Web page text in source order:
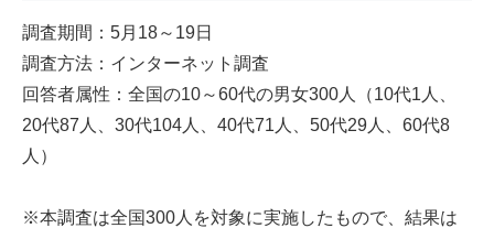
調査期間：5月18～19日
調査方法：インターネット調査
回答者属性：全国の10～60代の男女300人（10代1人、
20代87人、30代104人、40代71人、50代29人、60代8
人）
※本調査は全国300人を対象に実施したもので、結果は